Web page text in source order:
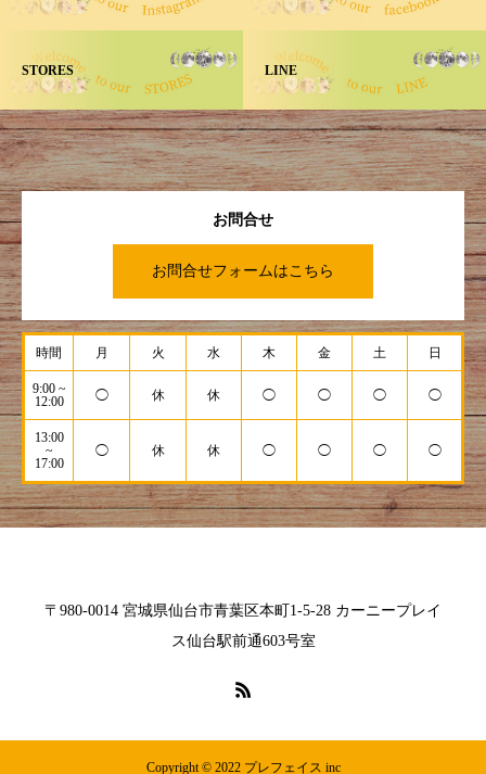
STORES LINE
お問合せ
お問合せフォームはこちら
時間 月 火 水 木 金 土 日
9:00 ~
12:00
◯ 休 休 ◯ ◯ ◯ ◯
13:00
~
17:00
◯ 休 休 ◯ ◯ ◯ ◯
〒980-0014 宮城県仙台市青葉区本町1-5-28 カーニープレイ
ス仙台駅前通603号室
Copyright © 2022 プレフェイス inc